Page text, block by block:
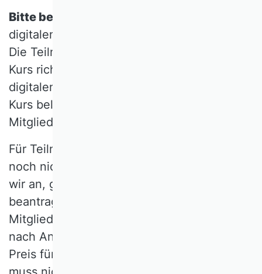
Bitte beachten Sie:
digitalen oder hybriden Format angeboten.
Die Teilnahmegebühr bei einem hybriden
Kurs richtet sich nach dem Anteil des
digitalen Formats. Für einen rein digitalen
Kurs beläuft sie sich auf 500 Euro für VHB-
Mitglieder bzw. 620 für Externe.
Für Teilnehmerinnen und Teilnehmer, die
noch nicht Verbandsmitglied sind, bieten
wir an, gleichzeitig eine Mitgliedschaft zu
beantragen, um zum Preis für VHB-
Mitglieder teilnehmen zu können. Direkt
nach Antragstellung kann man sich zum
Preis für VHB-Mitglieder anmelden. Es